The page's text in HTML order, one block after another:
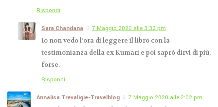
Rispondi
Sara Chandana
7 Maggio 2020 alle 3:32 pm
Io non vedo l’ora di leggere il libro con la
testimonianza della ex Kumari e poi saprò dirvi di più,
forse.
Rispondi
Annalisa Trevaligie-Travelblog
7 Maggio 2020 alle 2:02 pm